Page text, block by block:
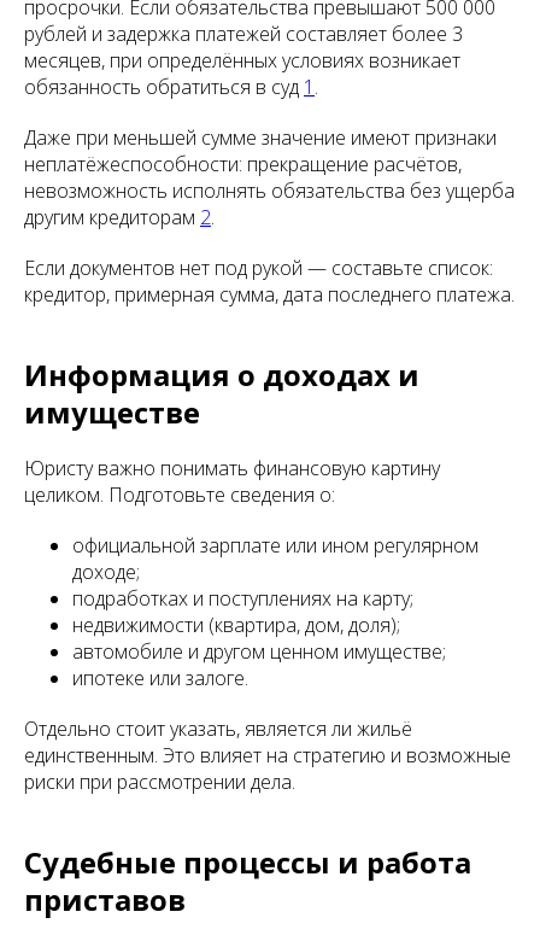
просрочки. Если обязательства превышают 500 000
рублей и задержка платежей составляет более 3
месяцев, при определённых условиях возникает
обязанность обратиться в суд 1 .
Даже при меньшей сумме значение имеют признаки
неплатёжеспособности: прекращение расчётов,
невозможность исполнять обязательства без ущерба
другим кредиторам 2.
Если документов нет под рукой — составьте список:
кредитор, примерная сумма, дата последнего платежа.
Информация о доходах и
имуществе
Юристу важно понимать финансовую картину
целиком. Подготовьте сведения о:
официальной зарплате или ином регулярном
доходе;
подработках и поступлениях на карту;
недвижимости (квартира, дом, доля);
автомобиле и другом ценном имуществе;
ипотеке или залоге.
Отдельно стоит указать, является ли жильё
единственным. Это влияет на стратегию и возможные
риски при рассмотрении дела.
Судебные процессы и работа
приставов